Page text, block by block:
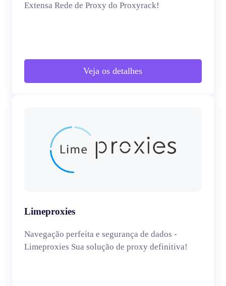
Extensa Rede de Proxy do Proxyrack!
Veja os detalhes
Limeproxies
Navegação perfeita e segurança de dados -
Limeproxies Sua solução de proxy definitiva!